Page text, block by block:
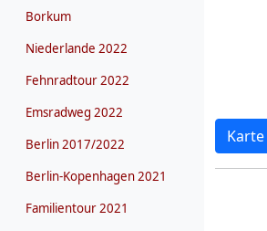
Borkum
Niederlande 2022
Fehnradtour 2022
Emsradweg 2022
Berlin 2017/2022
Berlin-Kopenhagen 2021
Familientour 2021
Karte